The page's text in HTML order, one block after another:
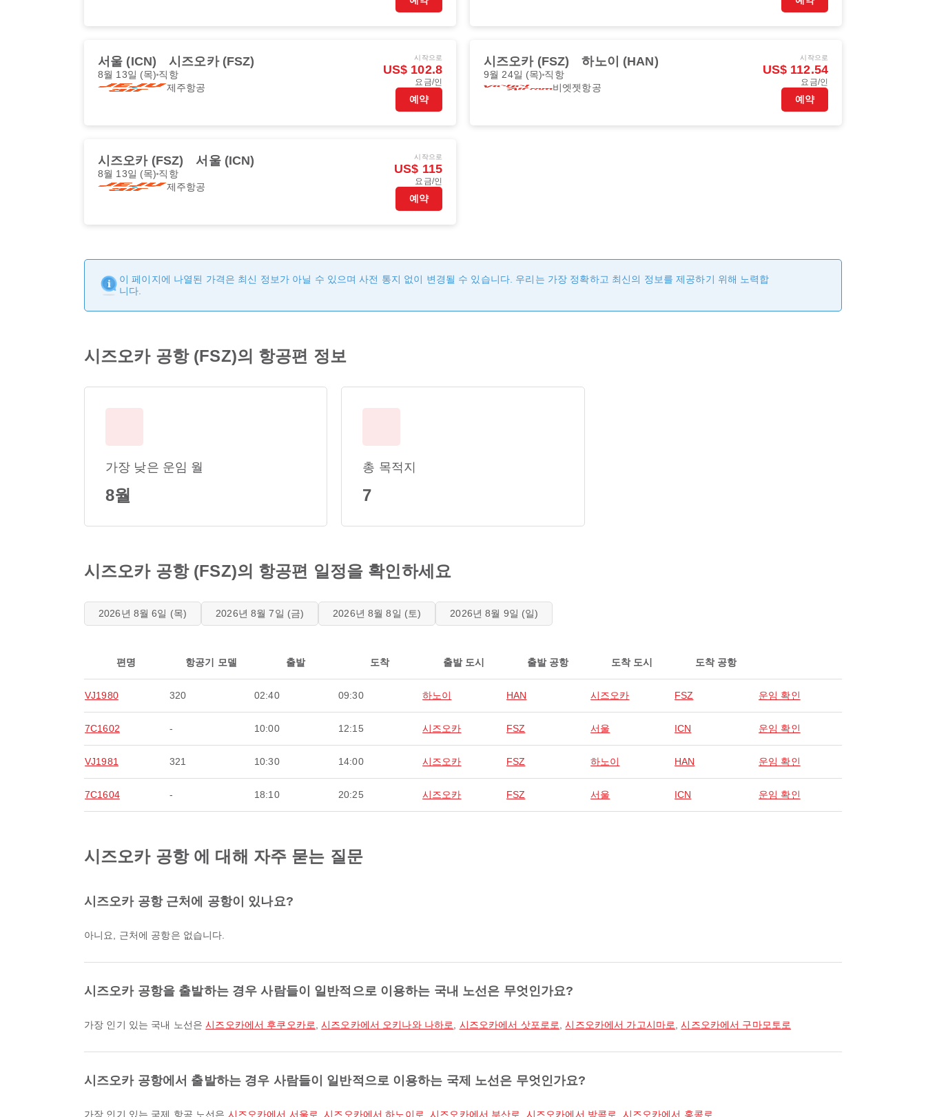
서울 (ICN) 시즈오카 (FSZ)
8월 13일 (목) 직항
제주항공
시작으로
US$ 102.8
요금/인
예약
시즈오카 (FSZ) 하노이 (HAN)
9월 24일 (목) 직항
비엣젯항공
시작으로
US$ 112.54
요금/인
예약
시즈오카 (FSZ) 서울 (ICN)
8월 13일 (목) 직항
제주항공
시작으로
US$ 115
요금/인
예약
이 페이지에 나열된 가격은 최신 정보가 아닐 수 있으며 사전 통지 없이 변경될 수 있습니다. 우리는 가장 정확하고 최신의 정보를 제공하기 위해 노력합
니다.
시즈오카 공항 (FSZ)의 항공편 정보
가장 낮은 운임 월
8월
총 목적지
7
시즈오카 공항 (FSZ)의 항공편 일정을 확인하세요
2026년 8월 6일 (목) 2026년 8월 7일 (금) 2026년 8월 8일 (토) 2026년 8월 9일 (일)
편명 항공기 모델 출발 도착 출발 도시 출발 공항 도착 도시 도착 공항
VJ1980 320 02:40 09:30 하노이 HAN 시즈오카 FSZ 운임 확인
7C1602 - 10:00 12:15 시즈오카 FSZ 서울 ICN 운임 확인
VJ1981 321 10:30 14:00 시즈오카 FSZ 하노이 HAN 운임 확인
7C1604 - 18:10 20:25 시즈오카 FSZ 서울 ICN 운임 확인
시즈오카 공항 에 대해 자주 묻는 질문
시즈오카 공항 근처에 공항이 있나요?
아니요, 근처에 공항은 없습니다.
시즈오카 공항을 출발하는 경우 사람들이 일반적으로 이용하는 국내 노선은 무엇인가요?
가장 인기 있는 국내 노선은시즈오카에서 후쿠오카로 ,시즈오카에서 오키나와 나하로 시즈오카에서 삿포로로 ,시즈오카에서 가고시마로 ,시즈오카에서 구마모토로
시즈오카 공항에서 출발하는 경우 사람들이 일반적으로 이용하는 국제 노선은 무엇인가요?
가장 인기 있는 국제 항공 노선은 시즈오카에서 서울로 ,시즈오카에서 하노이로 ,시즈오카에서 부산로 시즈오카에서 방콕로 시즈오카에서 홍콩로